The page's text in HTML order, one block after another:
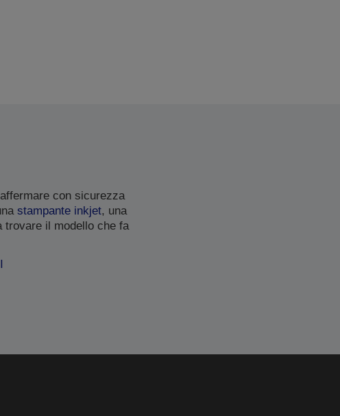
con sicurezza
stampante inkjet, una
trovare il modello che fa